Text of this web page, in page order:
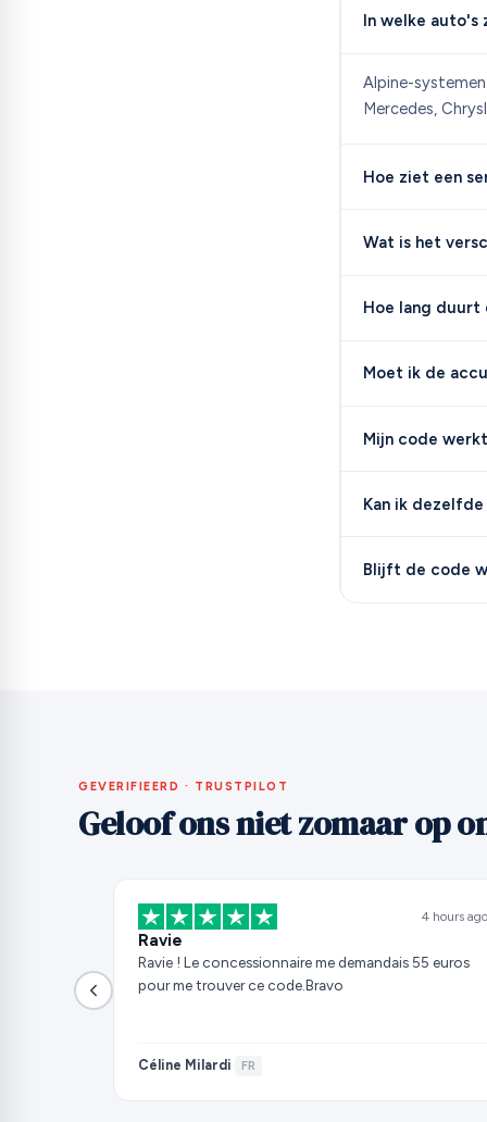
In welke
Alpine-
Mercedes,
Hoe ziet een
Wat is het
Hoe lang duurt
Moet ik de
Mijn code
Kan ik
Blijft de code
GEVERIFIEERD · TRUSTPILOT
Geloof ons niet zomaar op
4 hours ago
Ravie
Ravie ! Le concessionnaire me demandais 55 euros
pour me trouver ce code.Bravo
Céline Milardi· FR